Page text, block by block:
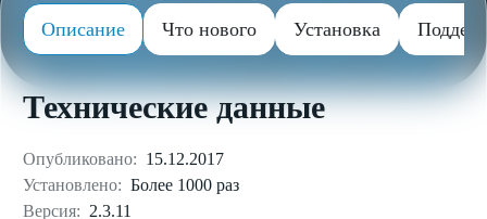
Описание Что нового Установка
Технические данные
Опубликовано: 15.12.2017
Установлено: Более 1000 раз
Версия: 2.3.11